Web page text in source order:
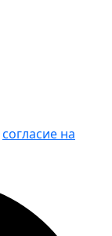
согласие на